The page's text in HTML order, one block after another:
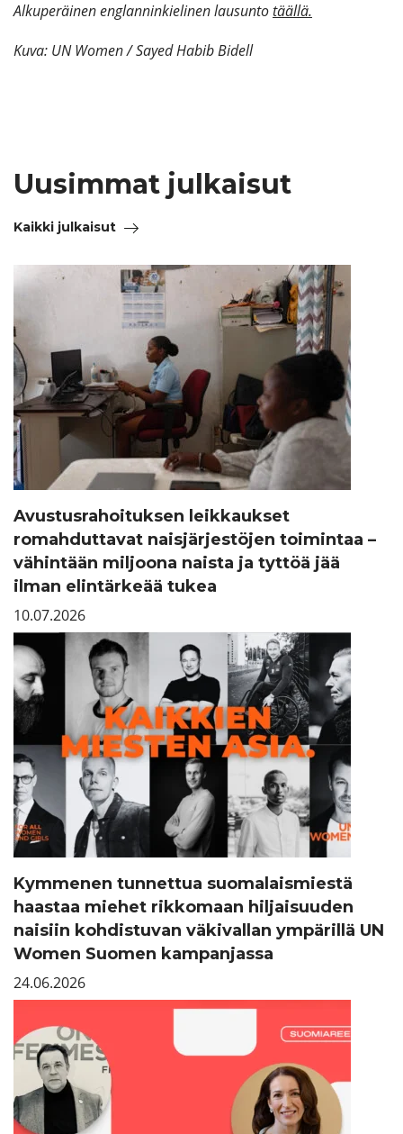
Alkuperäinen englanninkielinen lausuntotäällä.
Kuva: UN Women / Sayed Habib Bidell
Uusimmat julkaisut
Kaikki julkaisut
Avustusrahoituksen leikkaukset
romahduttavat naisjärjestöjen toimintaa –
vähintään miljoona naista ja tyttöä jää
ilman elintärkeää tukea
10.07.2026
Kymmenen tunnettua suomalaismiestä
haastaa miehet rikkomaan hiljaisuuden
naisiin kohdistuvan väkivallan ympärillä UN
Women Suomen kampanjassa
24.06.2026